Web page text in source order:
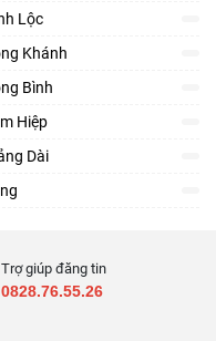
Lộc
Khánh
Bình
Hiệp
Dài
Trợ giúp đăng tin
0828.76.55.26